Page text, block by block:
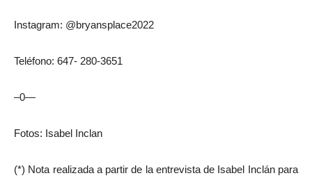
Instagram: @bryansplace2022
Teléfono: 647- 280-3651
–0—
Fotos: Isabel Inclan
(*) Nota realizada a partir de la entrevista de Isabel Inclán para